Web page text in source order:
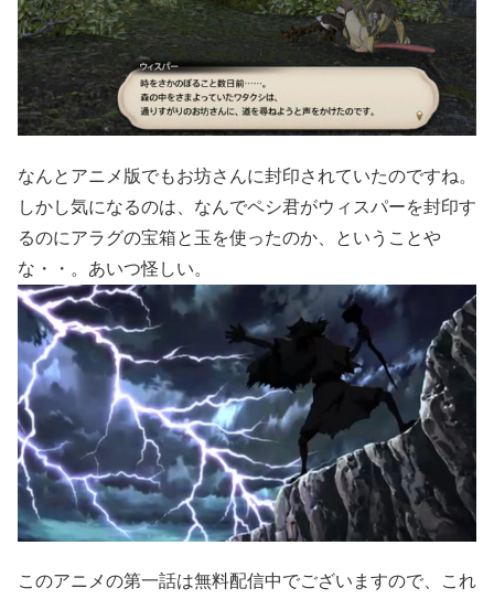
なんとアニメ版でもお坊さんに封印されていたのですね。
しかし気になるのは、なんでペシ君がウィスパーを封印す
るのにアラグの宝箱と玉を使ったのか、ということや
な・・。あいつ怪しい。
このアニメの第一話は無料配信中でございますので、これ